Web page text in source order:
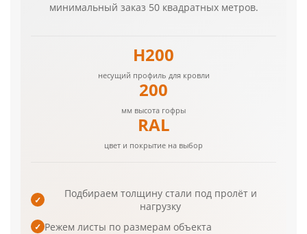
минимальный заказ 50 квадратных метров.
Н200
несущий профиль для кровли
200
мм высота гофры
RAL
цвет и покрытие на выбор
✓
Подбираем толщину стали под пролёт и
нагрузку
✓ Режем листы по размерам объекта